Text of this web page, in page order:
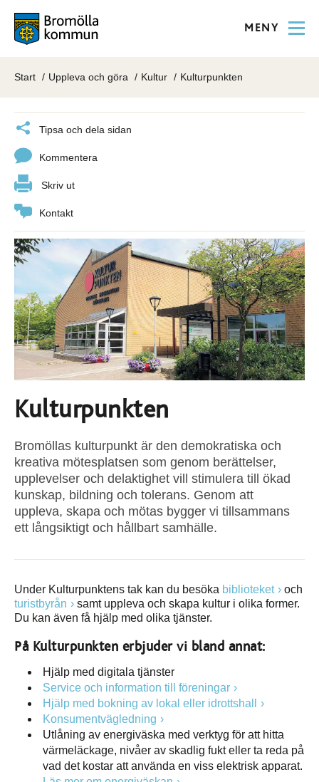
MENY
Start Uppleva och göra Kultur Kulturpunkten
Tipsa och dela sidan
Kommentera
Skriv ut
Kontakt
Kulturpunkten
Bromöllas kulturpunkt är den demokratiska och
kreativa mötesplatsen som genom berättelser,
upplevelser och delaktighet vill stimulera till ökad
kunskap, bildning och tolerans. Genom att
uppleva, skapa och mötas bygger vi tillsammans
ett långsiktigt och hållbart samhälle.
Under Kulturpunktens tak kan du besöka biblioteket
och
turistbyrån
samt uppleva och skapa kultur i olika former.
Du kan även få hjälp med olika tjänster.
På Kulturpunkten erbjuder vi bland annat:
Hjälp med digitala tjänster
Service och information till föreningar
Hjälp med bokning av lokal eller idrottshall
Konsumentvägledning
Utlåning av energiväska med verktyg för att hitta
värmeläckage, nivåer av skadlig fukt eller ta reda på
vad det kostar att använda en viss elektrisk apparat.